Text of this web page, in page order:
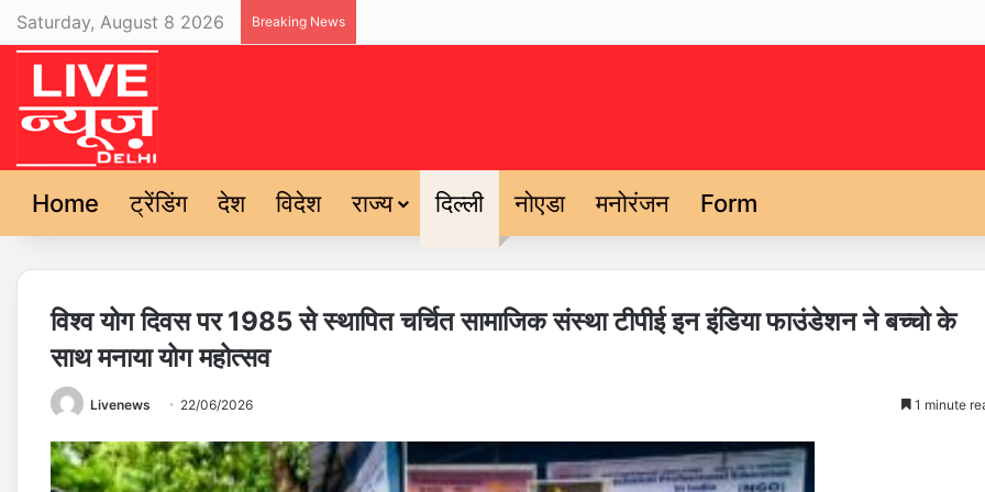
Saturday, August 8 2026 Breaking News
Home ट्रेंडिंग देश विदेश राज्य दिल्ली नोएडा मनोरंजन Form
विश्व योग दिवस पर 1985 से स्थापित चर्चित सामाजिक संस्था टीपीई इन इंडिया फाउंडेशन ने बच्चो के
साथ मनाया योग महोत्सव
Livenews 22/06/2026 1 minute